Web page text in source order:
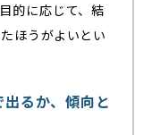
的に応じて、結
ほうがよいとい
るか、傾向と